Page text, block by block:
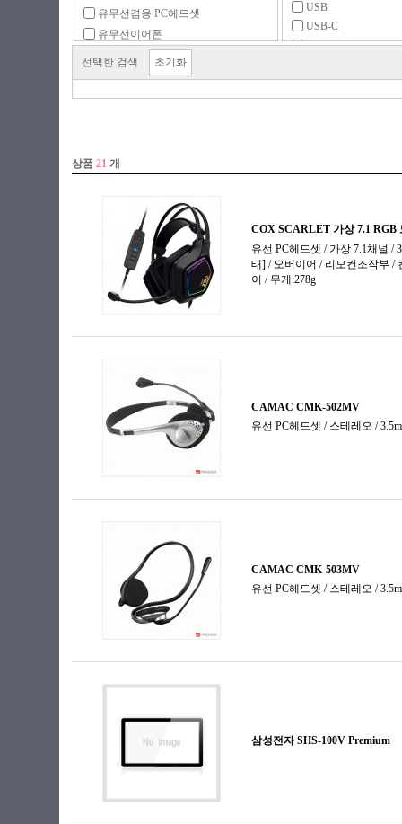
유무선겸용 PC헤드셋
유무선이어폰
유무선헤드폰
유선 PC헤드셋
유선이어폰
주변용품
USB
USB-C
USB-C동글
선택한 검색 초기화